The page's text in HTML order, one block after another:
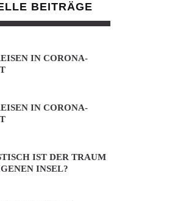
BEITRÄGE
IN CORONA-
IN CORONA-
IST DER TRAUM
INSEL?